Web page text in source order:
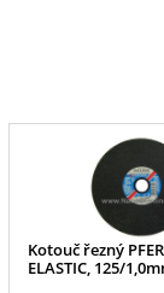
Kotouč řezný
ELASTIC, 125/